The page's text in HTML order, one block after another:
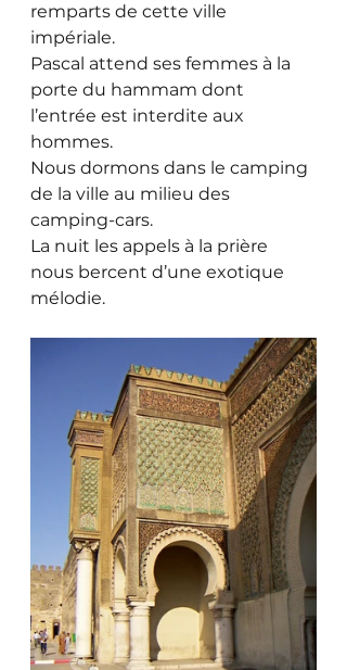
remparts de cette ville
impériale.
Pascal attend ses femmes à la
porte du hammam dont
l’entrée est interdite aux
hommes.
Nous dormons dans le camping
de la ville au milieu des
camping-cars.
La nuit les appels à la prière
nous bercent d’une exotique
mélodie.